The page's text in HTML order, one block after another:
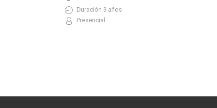
Duración 3 años
Presencial